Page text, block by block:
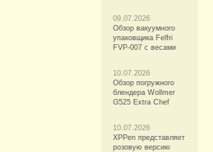
09.07.2026
Обзор вакуумного
упаковщика Felfri
FVP-007 с весами
10.07.2026
Обзор погружного
блендера Wollmer
G525 Extra Chef
10.07.2026
XPPen представляет
розовую версию